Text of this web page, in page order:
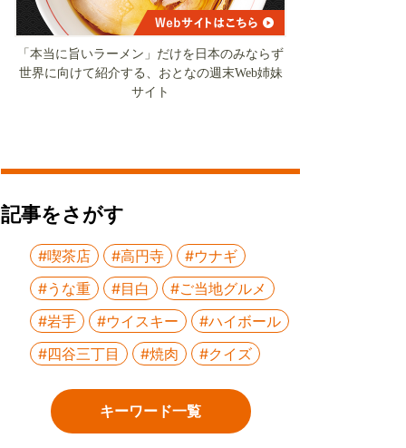
「本当に旨いラーメン」だけを日本のみならず
世界に向けて紹介する、おとなの週末Web姉妹
サイト
記事をさがす
#喫茶店 #高円寺
#ウナギ
#うな重
#目白
#ご当地グルメ
#岩手
#ウイスキー
#ハイボール
#四谷三丁目
#焼肉 #クイズ
キーワード一覧